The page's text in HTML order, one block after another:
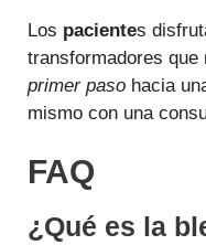
Los pacientes
transformadores que
primer paso hacia
mismo con una
FAQ
¿Qué es la